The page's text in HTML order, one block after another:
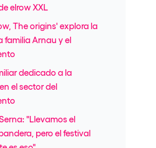
elrow XXL
The origins' explora la
familia Arnau y el
dedicado a la
el sector del
"Llevamos el
pero el festival